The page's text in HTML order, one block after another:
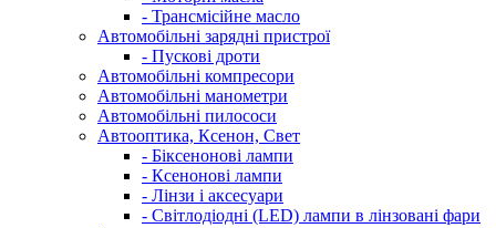
- Трансмісійне масло
Автомобільні зарядні пристрої
- Пускові дроти
Автомобільні компресори
Автомобільні манометри
Автомобільні пилососи
Автооптика, Ксенон, Свет
- Біксенонові лампи
- Ксенонові лампи
- Лінзи і аксесуари
- Світлодіодні (LED) лампи в лінзовані фари